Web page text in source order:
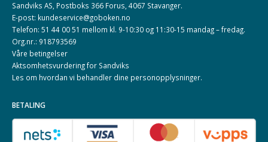
Sandviks AS, Postboks 366 Forus, 4067 Stavanger.
E-post: kundeservice@goboken.no
Telefon: 51 44 00 51 mellom kl. 9-10:30 og 11:30-15 mandag – fredag.
Org.nr.: 918793569
Våre betingelser
Aktsomhetsvurdering for Sandviks
Les om hvordan vi behandler dine personopplysninger.
BETALING